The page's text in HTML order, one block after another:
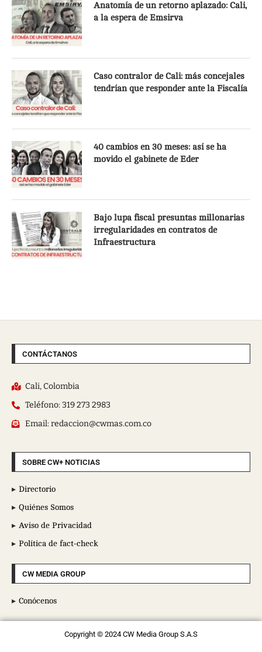
Anatomía de un retorno aplazado: Cali,
a la espera de Emsirva
Caso contralor de Cali: más concejales
tendrían que responder ante la Fiscalía
40 cambios en 30 meses: así se ha
movido el gabinete de Eder
Bajo lupa fiscal presuntas millonarias
irregularidades en contratos de
Infraestructura
CONTÁCTANOS
Cali, Colombia
Teléfono: 319 273 2983
Email: redaccion@cwmas.com.co
SOBRE CW+ NOTICIAS
Directorio
Quiénes Somos
Aviso de Privacidad
Política de fact-check
CW MEDIA GROUP
Conócenos
Copyright © 2024 CW Media Group S.A.S